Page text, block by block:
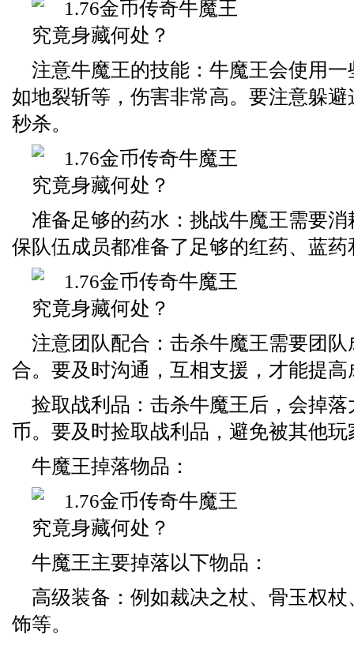
注意牛魔王的技能：牛魔王会使用
如地裂斩等，伤害非常高。要注意躲
秒杀。
准备足够的药水：挑战牛魔王需要
保队伍成员都准备了足够的红药、蓝药
注意团队配合：击杀牛魔王需要团
合。要及时沟通，互相支援，才能提高
捡取战利品：击杀牛魔王后，会掉
币。要及时捡取战利品，避免被其他玩
牛魔王掉落物品：
牛魔王主要掉落以下物品：
高级装备：例如裁决之杖、骨玉权
饰等。